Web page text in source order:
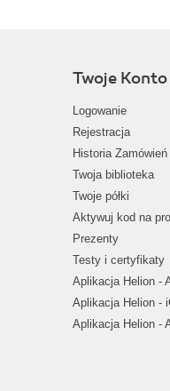
Twoje Konto
Logowanie
Rejestracja
Historia Zamówień
Twoja biblioteka
Twoje półki
Aktywuj kod na
Prezenty
Testy i certyfikaty
Aplikacja Helion -
Aplikacja Helion -
Aplikacja Helion -